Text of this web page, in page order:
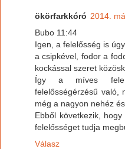
ökörfarkkóró 2014.
Bubo 11:44
Igen, a felelősség is
a csipkével, fodor a
kockással szeret
Így a míves
felelősségérzésű való,
még a nagyon nehéz
Ebből következik,
felelősséget tudja
Válasz